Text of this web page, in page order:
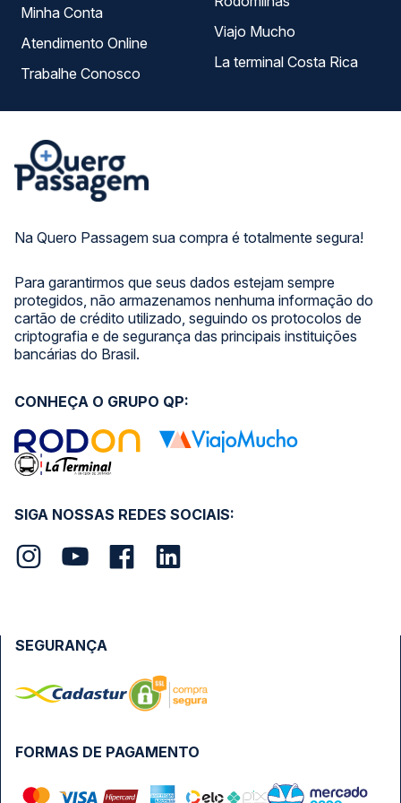
Na Quero Passagem sua compra é totalmente segura!
Para garantirmos que seus dados estejam sempre
protegidos, não armazenamos nenhuma informação do
cartão de crédito utilizado, seguindo os protocolos de
criptografia e de segurança das principais instituições
bancárias do Brasil.
Minha Conta
Atendimento Online
Trabalhe Conosco
Viajo Mucho
La terminal Costa Rica
SIGA NOSSAS REDES SOCIAIS:
CONHEÇA O GRUPO QP:
FORMAS DE PAGAMENTO
SEGURANÇA